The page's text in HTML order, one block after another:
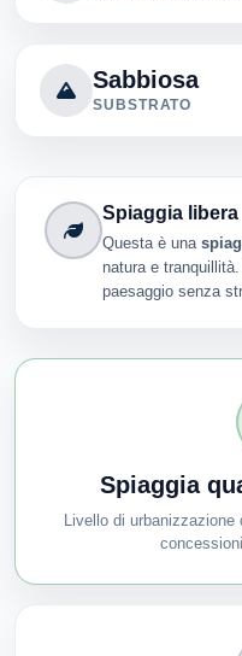
Sabbiosa
SUBSTRATO
Spiaggia libera
Questa è una
natura e
paesaggio senza
Spiaggia
Livello di